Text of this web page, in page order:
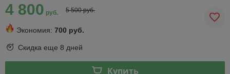
4 800 руб. 5 500 руб.
Экономия: 700 руб.
Скидка еще 8 дней
Купить